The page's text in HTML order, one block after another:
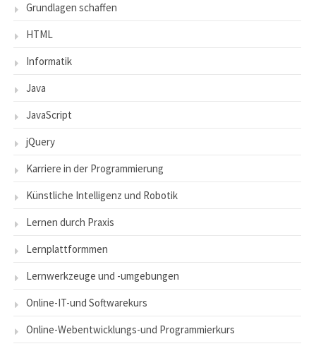
Grundlagen schaffen
HTML
Informatik
Java
JavaScript
jQuery
Karriere in der Programmierung
Künstliche Intelligenz und Robotik
Lernen durch Praxis
Lernplattformmen
Lernwerkzeuge und -umgebungen
Online-IT-und Softwarekurs
Online-Webentwicklungs-und Programmierkurs